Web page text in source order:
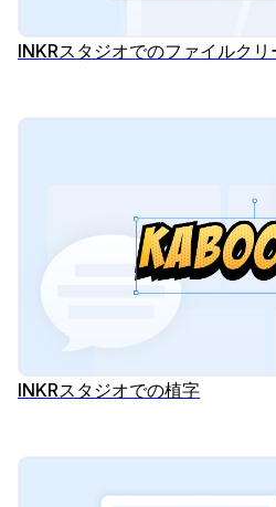
INKRスタジオでのファイルク
INKRスタジオでの植字